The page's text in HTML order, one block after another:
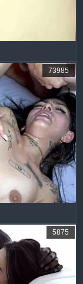
73985
5875